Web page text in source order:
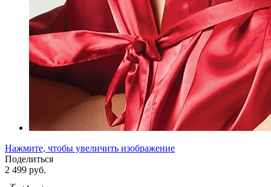
Нажмите, чтобы увеличить изображение
Поделиться
2 499 руб.